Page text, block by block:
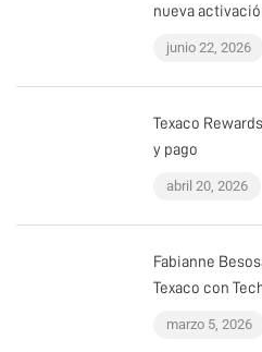
nueva
junio 22, 2026
Texaco
y pago
abril 20, 2026
Fabianne
Texaco con
marzo 5, 2026